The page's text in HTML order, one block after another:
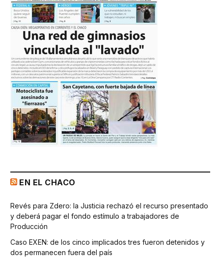
EN EL CHACO
Revés para Zdero: la Justicia rechazó el recurso presentado
y deberá pagar el fondo estímulo a trabajadores de
Producción
Caso EXEN: de los cinco implicados tres fueron detenidos y
dos permanecen fuera del país